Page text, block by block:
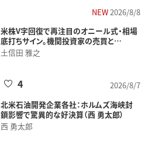
NEW2026/8/8
米株V字回復で再注目のオニール式・相場
底打ちサイン。機関投資家の売買と…
土信田 雅之
2026/8/7
4
北米石油開発企業各社：ホルムズ海峡封
鎖影響で驚異的な好決算（西 勇太郎）
西 勇太郎